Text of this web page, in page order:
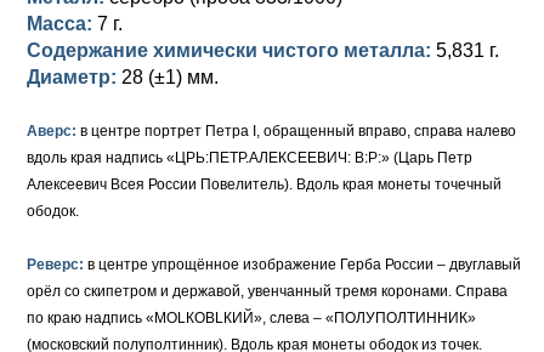
Для Польши
Памятные и донативные
Для Польши
Сибирские монеты
Для Молдавии и Валахии
Золото
Серебро
Медь
Ливонезы
Альбертусталер
Иоанн Антонович (1740-1741)
Анна Иоанновна (1730-1740)
Петр II (1727-1730)
Петр I (1682-1725)
Золото
Масса: 7 г.
Содержание химически чистого металла: 5,831 г.
Диаметр: 28 (±1) мм.
Аверс: в центре портрет Петра I, обращенный вправо, справа налево
вдоль края надпись «ЦРЬ:ПЕТР.АЛЕКСЕЕВИЧ: В:Р:» (Царь Петр
Алексеевич Всея России Повелитель). Вдоль края монеты точечный
ободок.
Реверс: в центре упрощённое изображение Герба России – двуглавый
орёл со скипетром и державой, увенчанный тремя коронами. Справа
по краю надпись «МОLКОВLКИЙ», слева – «ПОЛУПОЛТИННИК»
(московский полуполтинник). Вдоль края монеты ободок из точек.